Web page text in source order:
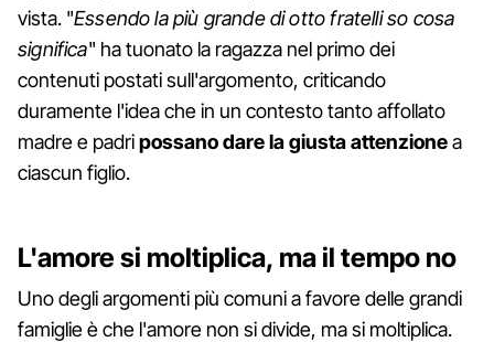
vista. "Essendo la più grande di otto fratelli so cosa
significa" ha tuonato la ragazza nel primo dei
contenuti postati sull'argomento, criticando
duramente l'idea che in un contesto tanto affollato
madre e padripossano dare la giusta attenzionea
ciascun figlio.
L'amore si moltiplica, ma il tempo no
Uno degli argomenti più comuni a favore delle grandi
famiglie è che l'amore non si divide, ma si moltiplica.